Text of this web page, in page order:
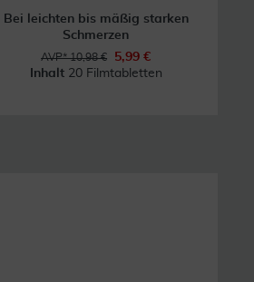
Bei leichten bis mäßig starken
Schmerzen
AVP* 10,98 €
5,99 €
Inhalt 20 Filmtabletten